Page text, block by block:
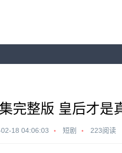
完整版 皇后才是
18 04:06:03 短剧 223阅读